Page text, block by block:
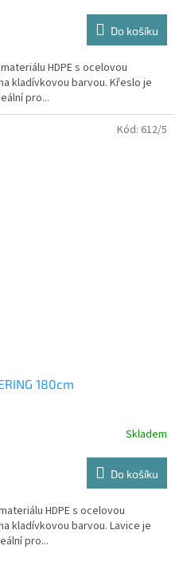
Do košíku
HDPE s ocelovou
kladívkovou barvou. Křeslo je
pro...
180cm
Skladem
Do košíku
HDPE s ocelovou
kladívkovou barvou. Lavice je
pro...
Kód: 612/5